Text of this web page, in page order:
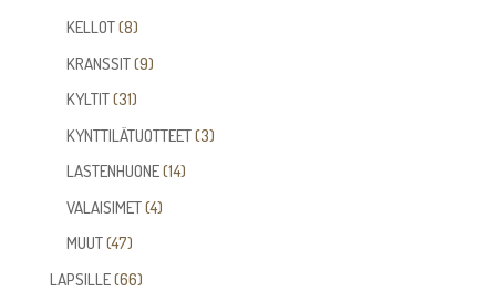
tuotetta
KELLOT 88
tuotetta
KRANSSIT 99
KYLTIT 3131
tuotetta
KYNTTILÄTUOTTEET 33
LASTENHUONE 1414
VALAISIMET 44
MUUT 4747
tuotetta
LAPSILLE 6666